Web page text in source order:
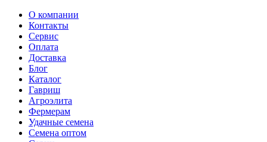
О компании
Контакты
Сервис
Оплата
Доставка
Блог
Каталог
Гавриш
Агроэлита
Фермерам
Удачные семена
Семена оптом